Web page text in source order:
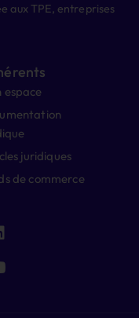
aux TPE, entreprises
espace
juridiques
de commerce